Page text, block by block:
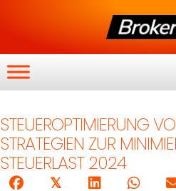
STEUEROPTIMIERUNG
STRATEGIEN ZUR
STEUERLAST 2024
𝕏